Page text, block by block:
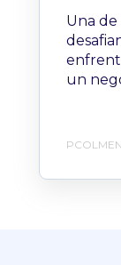
Una
un